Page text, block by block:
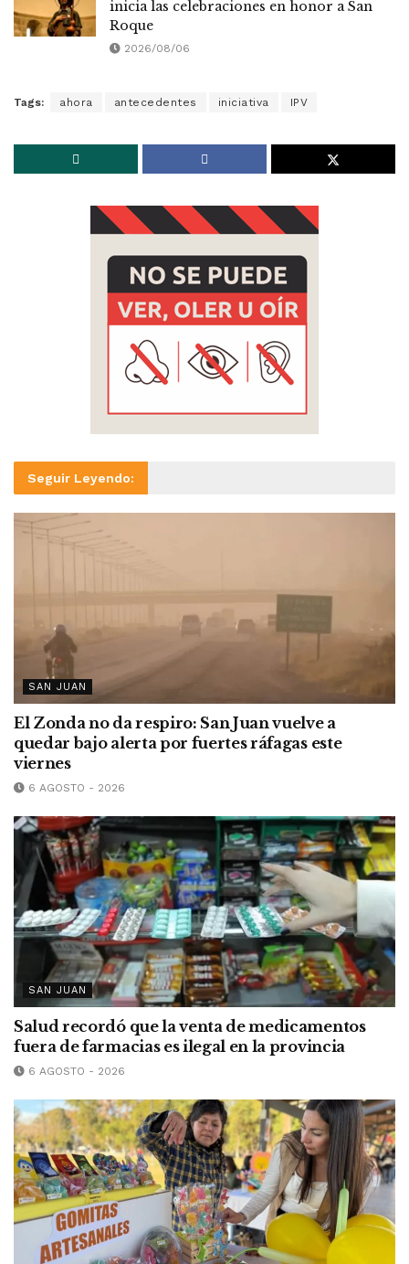
inicia las celebraciones en honor a San
Roque
2026/08/06
Tags: ahora antecedentes iniciativa IPV
Seguir Leyendo:
SAN JUAN
El Zonda no da respiro: San Juan vuelve a
quedar bajo alerta por fuertes ráfagas este
viernes
6 AGOSTO - 2026
SAN JUAN
Salud recordó que la venta de medicamentos
fuera de farmacias es ilegal en la provincia
6 AGOSTO - 2026